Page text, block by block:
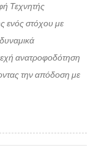
Τεχνητής
ενός στόχου με
ανατροφοδότηση
την απόδοση με